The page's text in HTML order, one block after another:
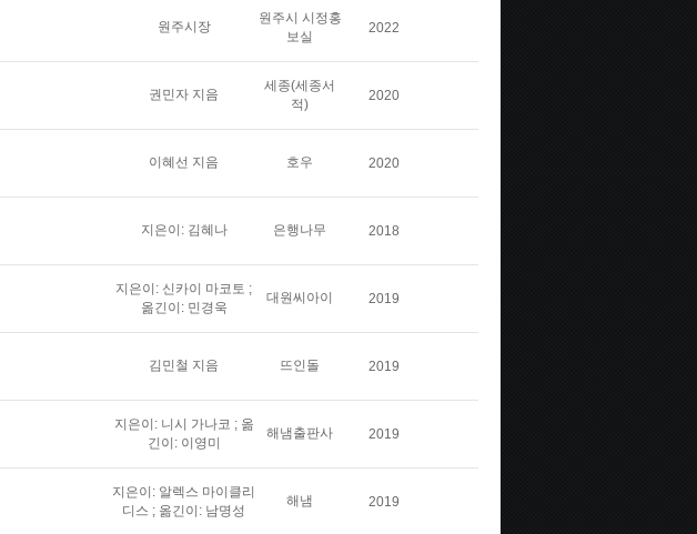
원주시장
원주시 시정홍
보실
2022
권민자 지음
세종(세종서
적)
2020
이혜선 지음 호우 2020
지은이: 김혜나 은행나무 2018
지은이: 신카이 마코토 ;
옮긴이: 민경욱
대원씨아이 2019
김민철 지음 뜨인돌 2019
지은이: 니시 가나코 ; 옮
긴이: 이영미
해냄출판사 2019
지은이: 알렉스 마이클리
디스 ; 옮긴이: 남명성
해냄 2019